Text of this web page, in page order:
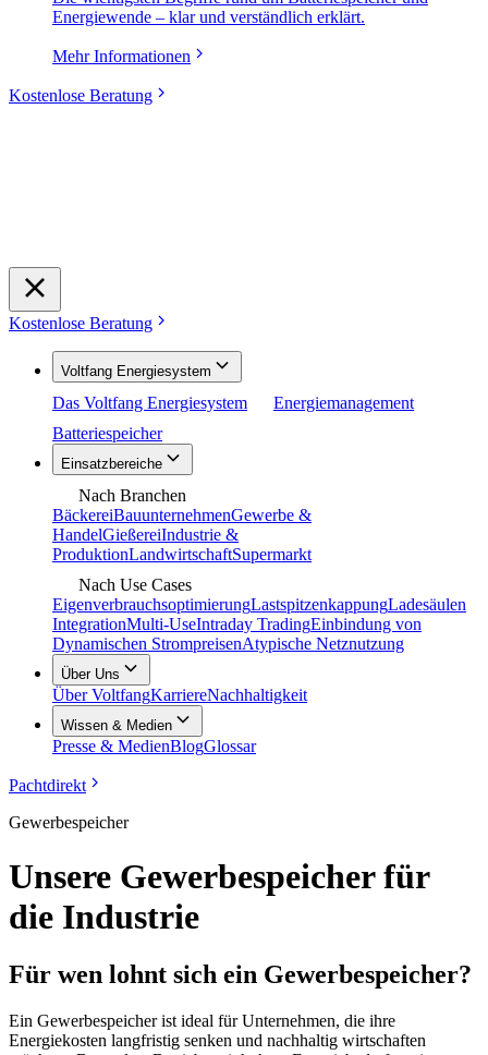
Energiewende – klar und verständlich erklärt.
Mehr Informationen
Kostenlose Beratung
Kostenlose Beratung
Voltfang Energiesystem
Das Voltfang Energiesystem
Energiemanagement
Batteriespeicher
Einsatzbereiche
Nach Branchen
BäckereiBauunternehmenGewerbe &
HandelGießereiIndustrie &
ProduktionLandwirtschaftSupermarkt
Nach Use Cases
EigenverbrauchsoptimierungLastspitzenkappungLadesäulen
IntegrationMulti-UseIntraday TradingEinbindung von
Dynamischen StrompreisenAtypische Netznutzung
Über Uns
Über VoltfangKarriereNachhaltigkeit
Wissen & Medien
Presse & MedienBlogGlossar
Pachtdirekt
Gewerbespeicher
Unsere Gewerbespeicher für
die Industrie
Für wen lohnt sich ein Gewerbespeicher?
Ein Gewerbespeicher ist ideal für Unternehmen, die ihre
Energiekosten langfristig senken und nachhaltig wirtschaften